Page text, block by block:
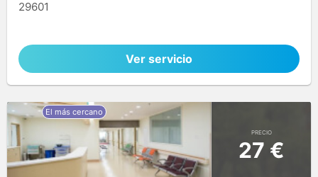
29601
Ver servicio
PRECIO
27 €